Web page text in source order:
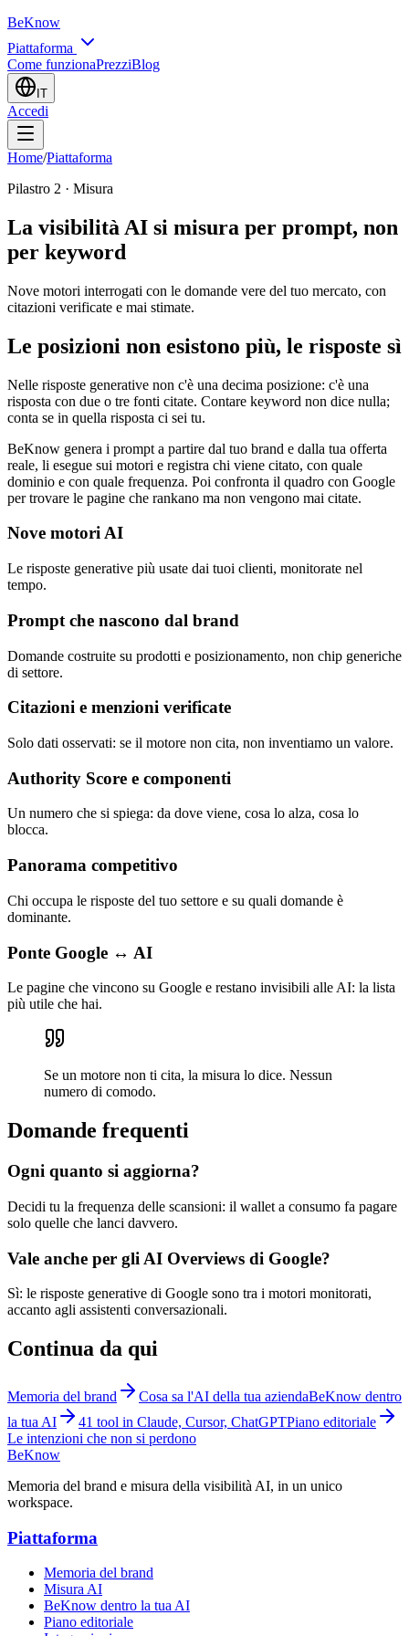
BeKnow
Piattaforma
Come funzionaPrezziBlog
IT
Accedi
Home/Piattaforma
Pilastro 2 · Misura
La visibilità AI si misura per prompt, non
per keyword
Nove motori interrogati con le domande vere del tuo mercato, con
citazioni verificate e mai stimate.
Le posizioni non esistono più, le risposte sì
Nelle risposte generative non c'è una decima posizione: c'è una
risposta con due o tre fonti citate. Contare keyword non dice nulla;
conta se in quella risposta ci sei tu.
BeKnow genera i prompt a partire dal tuo brand e dalla tua offerta
reale, li esegue sui motori e registra chi viene citato, con quale
dominio e con quale frequenza. Poi confronta il quadro con Google
per trovare le pagine che rankano ma non vengono mai citate.
Nove motori AI
Le risposte generative più usate dai tuoi clienti, monitorate nel
tempo.
Prompt che nascono dal brand
Domande costruite su prodotti e posizionamento, non chip generiche
di settore.
Citazioni e menzioni verificate
Solo dati osservati: se il motore non cita, non inventiamo un valore.
Authority Score e componenti
Un numero che si spiega: da dove viene, cosa lo alza, cosa lo
blocca.
Panorama competitivo
Chi occupa le risposte del tuo settore e su quali domande è
dominante.
Ponte Google ↔ AI
Le pagine che vincono su Google e restano invisibili alle AI: la lista
più utile che hai.
Se un motore non ti cita, la misura lo dice. Nessun
numero di comodo.
Domande frequenti
Ogni quanto si aggiorna?
Decidi tu la frequenza delle scansioni: il wallet a consumo fa pagare
solo quelle che lanci davvero.
Vale anche per gli AI Overviews di Google?
Sì: le risposte generative di Google sono tra i motori monitorati,
accanto agli assistenti conversazionali.
Continua da qui
Memoria del brand Cosa sa l'AI della tua aziendaBeKnow dentro
la tua AI
41 tool in Claude, Cursor, ChatGPTPiano editoriale
Le intenzioni che non si perdono
BeKnow
Memoria del brand e misura della visibilità AI, in un unico
workspace.
Piattaforma
Memoria del brand
Misura AI
BeKnow dentro la tua AI
Piano editoriale